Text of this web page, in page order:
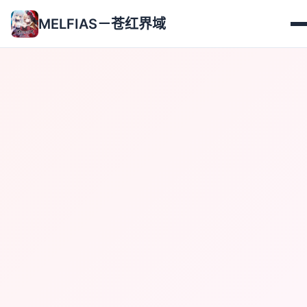
MELFIAS－苍红界域